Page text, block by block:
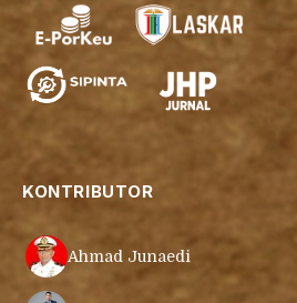
KONTRIBUTOR
Ahmad Junaedi